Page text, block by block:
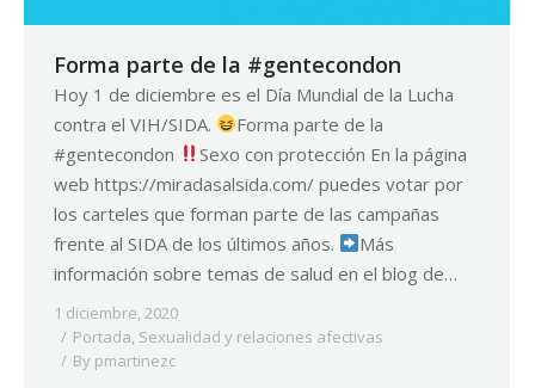
Forma parte de la #gentecondon
Hoy 1 de diciembre es el Día Mundial de la Lucha
contra el VIH/SIDA.
Forma parte de la
#gentecondon
Sexo con protección En la página
web https://miradasalsida.com/ puedes votar por
los carteles que forman parte de las campañas
frente al SIDA de los últimos años.
Más
información sobre temas de salud en el blog de…
1 diciembre, 2020
Portada, Sexualidad y relaciones afectivas
By pmartinezc